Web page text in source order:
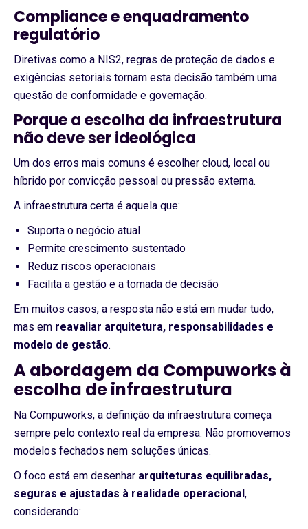
Compliance e enquadramento
regulatório
Diretivas como a NIS2, regras de proteção de dados e
exigências setoriais tornam esta decisão também uma
questão de conformidade e governação.
Porque a escolha da infraestrutura
não deve ser ideológica
Um dos erros mais comuns é escolher cloud, local ou
híbrido por convicção pessoal ou pressão externa.
A infraestrutura certa é aquela que:
Suporta o negócio atual
Permite crescimento sustentado
Reduz riscos operacionais
Facilita a gestão e a tomada de decisão
Em muitos casos, a resposta não está em mudar tudo,
mas em reavaliar arquitetura, responsabilidades e
modelo de gestão.
A abordagem da Compuworks à
escolha de infraestrutura
Na Compuworks, a definição da infraestrutura começa
sempre pelo contexto real da empresa. Não promovemos
modelos fechados nem soluções únicas.
O foco está em desenhar arquiteturas equilibradas,
seguras e ajustadas à realidade operacional ,
considerando: